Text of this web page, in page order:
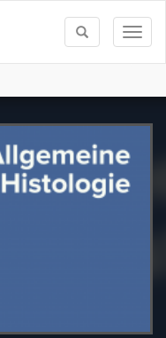
Toggle
search